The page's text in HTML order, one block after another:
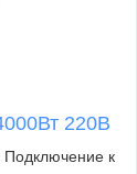
220В
Подключение к